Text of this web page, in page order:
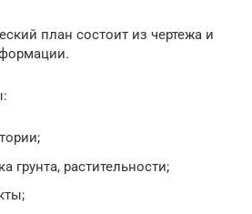
план состоит из чертежа и
грунта, растительности;